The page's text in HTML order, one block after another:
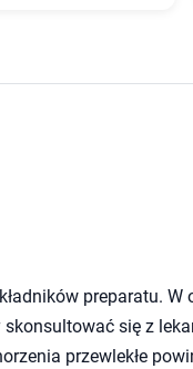
preparatu. W
się z
przewlekłe